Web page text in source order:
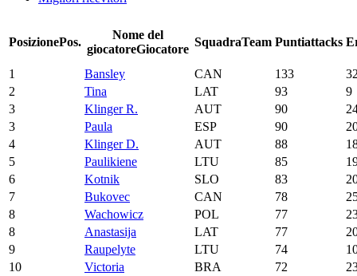
PosizionePos.
Nome del
giocatoreGiocatore
SquadraTeam Puntiattacks
1 Bansley CAN 133
2
Tina LAT 93
9
3
Klinger R. AUT 90
3
Paula ESP 90
4
Klinger D. AUT 88
5
Paulikiene LTU 85
6
Kotnik SLO 83
7
Bukovec CAN 78
8
Wachowicz POL 77
8
Anastasija LAT 77
9
Raupelyte LTU 74
10
Victoria BRA 72